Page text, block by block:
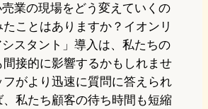
業の現場をどう変えていくの
ことはありますか？イオンリ
スタント」導入は、私たちの
接的に影響するかもしれませ
がより迅速に質問に答えられ
、私たち顧客の待ち時間も短縮